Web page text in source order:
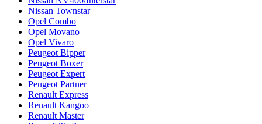
Nissan Townstar
Opel Combo
Opel Movano
Opel Vivaro
Peugeot Bipper
Peugeot Boxer
Peugeot Expert
Peugeot Partner
Renault Express
Renault Kangoo
Renault Master